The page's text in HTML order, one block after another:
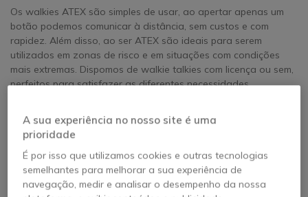
Os walkies ATEX são simples de usar, ao apertar apenas um
botão podemos comunicar à distância, sem custos e com
rapidez. Além disso, ao ser ATEX são ideais para serem
utilizados em zonas de risco e em situações com condições
mais extremas. Dispomos de walkie talkies com licença ou sem,
perfeitos para satisfazer as diferentes necessidades.
12 artigos
A sua experiência no nosso site é uma
prioridade
É por isso que utilizamos cookies e outras tecnologias
semelhantes para melhorar a sua experiência de
navegação, medir e analisar o desempenho da nossa